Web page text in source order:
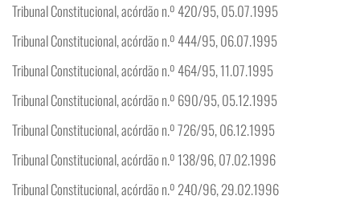
Tribunal Constitucional, acórdão n.º 420/95, 05.07.1995
Tribunal Constitucional, acórdão n.º 444/95, 06.07.1995
Tribunal Constitucional, acórdão n.º 464/95, 11.07.1995
Tribunal Constitucional, acórdão n.º 690/95, 05.12.1995
Tribunal Constitucional, acórdão n.º 726/95, 06.12.1995
Tribunal Constitucional, acórdão n.º 138/96, 07.02.1996
Tribunal Constitucional, acórdão n.º 240/96, 29.02.1996